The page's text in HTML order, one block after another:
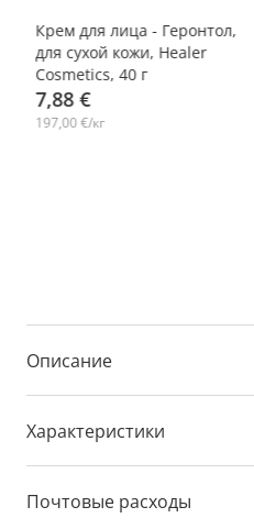
Крем для лица - Геронтол,
для сухой кожи, Healer
Cosmetics, 40 г
7,88 €
197,00 €/кг
Описание
Характеристики
Почтовые расходы